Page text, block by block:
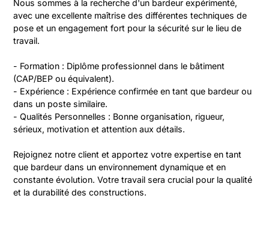
Nous sommes à la recherche d'un bardeur expérimenté,
avec une excellente maîtrise des différentes techniques de
pose et un engagement fort pour la sécurité sur le lieu de
travail.
- Formation : Diplôme professionnel dans le bâtiment
(CAP/BEP ou équivalent).
- Expérience : Expérience confirmée en tant que bardeur ou
dans un poste similaire.
- Qualités Personnelles : Bonne organisation, rigueur,
sérieux, motivation et attention aux détails.
Rejoignez notre client et apportez votre expertise en tant
que bardeur dans un environnement dynamique et en
constante évolution. Votre travail sera crucial pour la qualité
et la durabilité des constructions.